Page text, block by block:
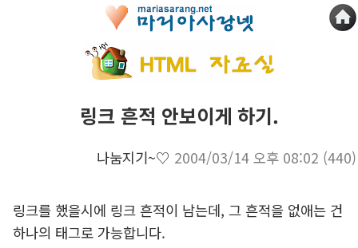
링크 흔적 안보이게 하기.
나눔지기~♡ 2004/03/14 오후 08:02 (440)
링크를 했을시에 링크 흔적이 남는데, 그 흔적을 없애는 건
하나의 태그로 가능합니다.